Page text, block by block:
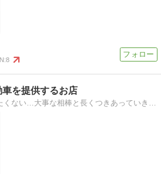
8
を提供するお店
壊れたくない…壊したくない…大事な相棒と長くつきあっていきたい…そんな人の頼れるお店です。